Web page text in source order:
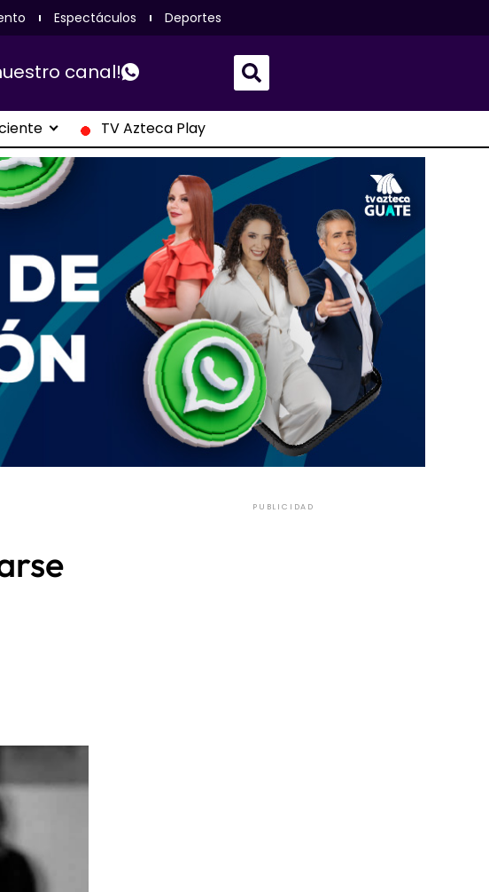
Espectáculos Deportes
canal!
TV Azteca Play
PUBLICIDAD